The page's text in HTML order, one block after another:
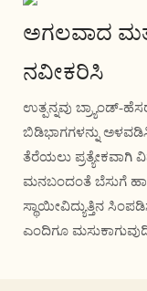
ಅಗಲವಾದ
ನವೀಕರಿಸಿ
ಉತ್ಪನ್ನವು ಬ್ರ್ಯಾಂಡ್-
ಬಿಡಿಭಾಗಗಳನ್ನು
ತೆರೆಯಲು ಪ್ರತ್ಯೇಕವಾಗಿ
ಮನಬಂದಂತೆ ಬೆಸುಗೆ
ಸ್ಥಾಯೀವಿದ್ಯುತ್ತಿನ
ಎಂದಿಗೂ